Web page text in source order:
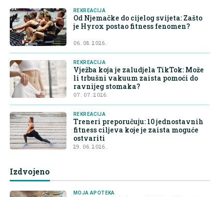
REKREACIJA
Od Njemačke do cijelog svijeta: Zašto
je Hyrox postao fitness fenomen?
06. 08. 2026.
REKREACIJA
Vježba koja je zaludjela TikTok: Može
li trbušni vakuum zaista pomoći do
ravnijeg stomaka?
07. 07. 2026.
REKREACIJA
Treneri preporučuju: 10 jednostavnih
fitness ciljeva koje je zaista moguće
ostvariti
29. 06. 2026.
Izdvojeno
MOJA APOTEKA